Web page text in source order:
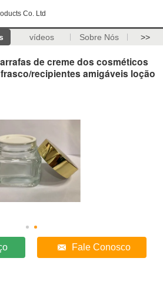
Co. Ltd
vídeos Sobre Nós >>
de creme dos cosméticos
recipientes amigáveis loção
Fale Conosco